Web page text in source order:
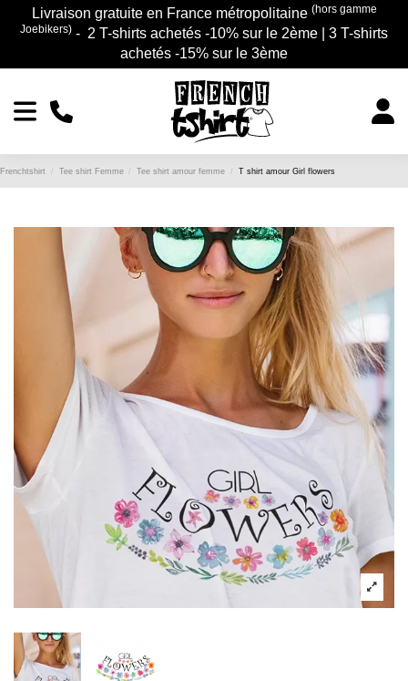
Livraison gratuite en France métropolitaine (hors gamme
Joebikers) - 2 T-shirts achetés -10% sur le 2ème | 3 T-shirts
achetés -15% sur le 3ème
Frenchtshirt Tee shirt Femme Tee shirt amour femme T shirt amour Girl flowers